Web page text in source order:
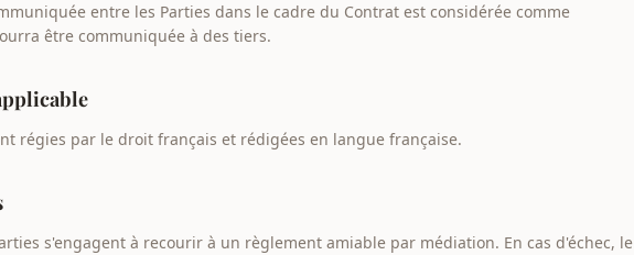
entre les Parties dans le cadre du Contrat est considérée comme
être communiquée à des tiers.
régies par le droit français et rédigées en langue française.
s'engagent à recourir à un règlement amiable par médiation. En cas d'échec, le